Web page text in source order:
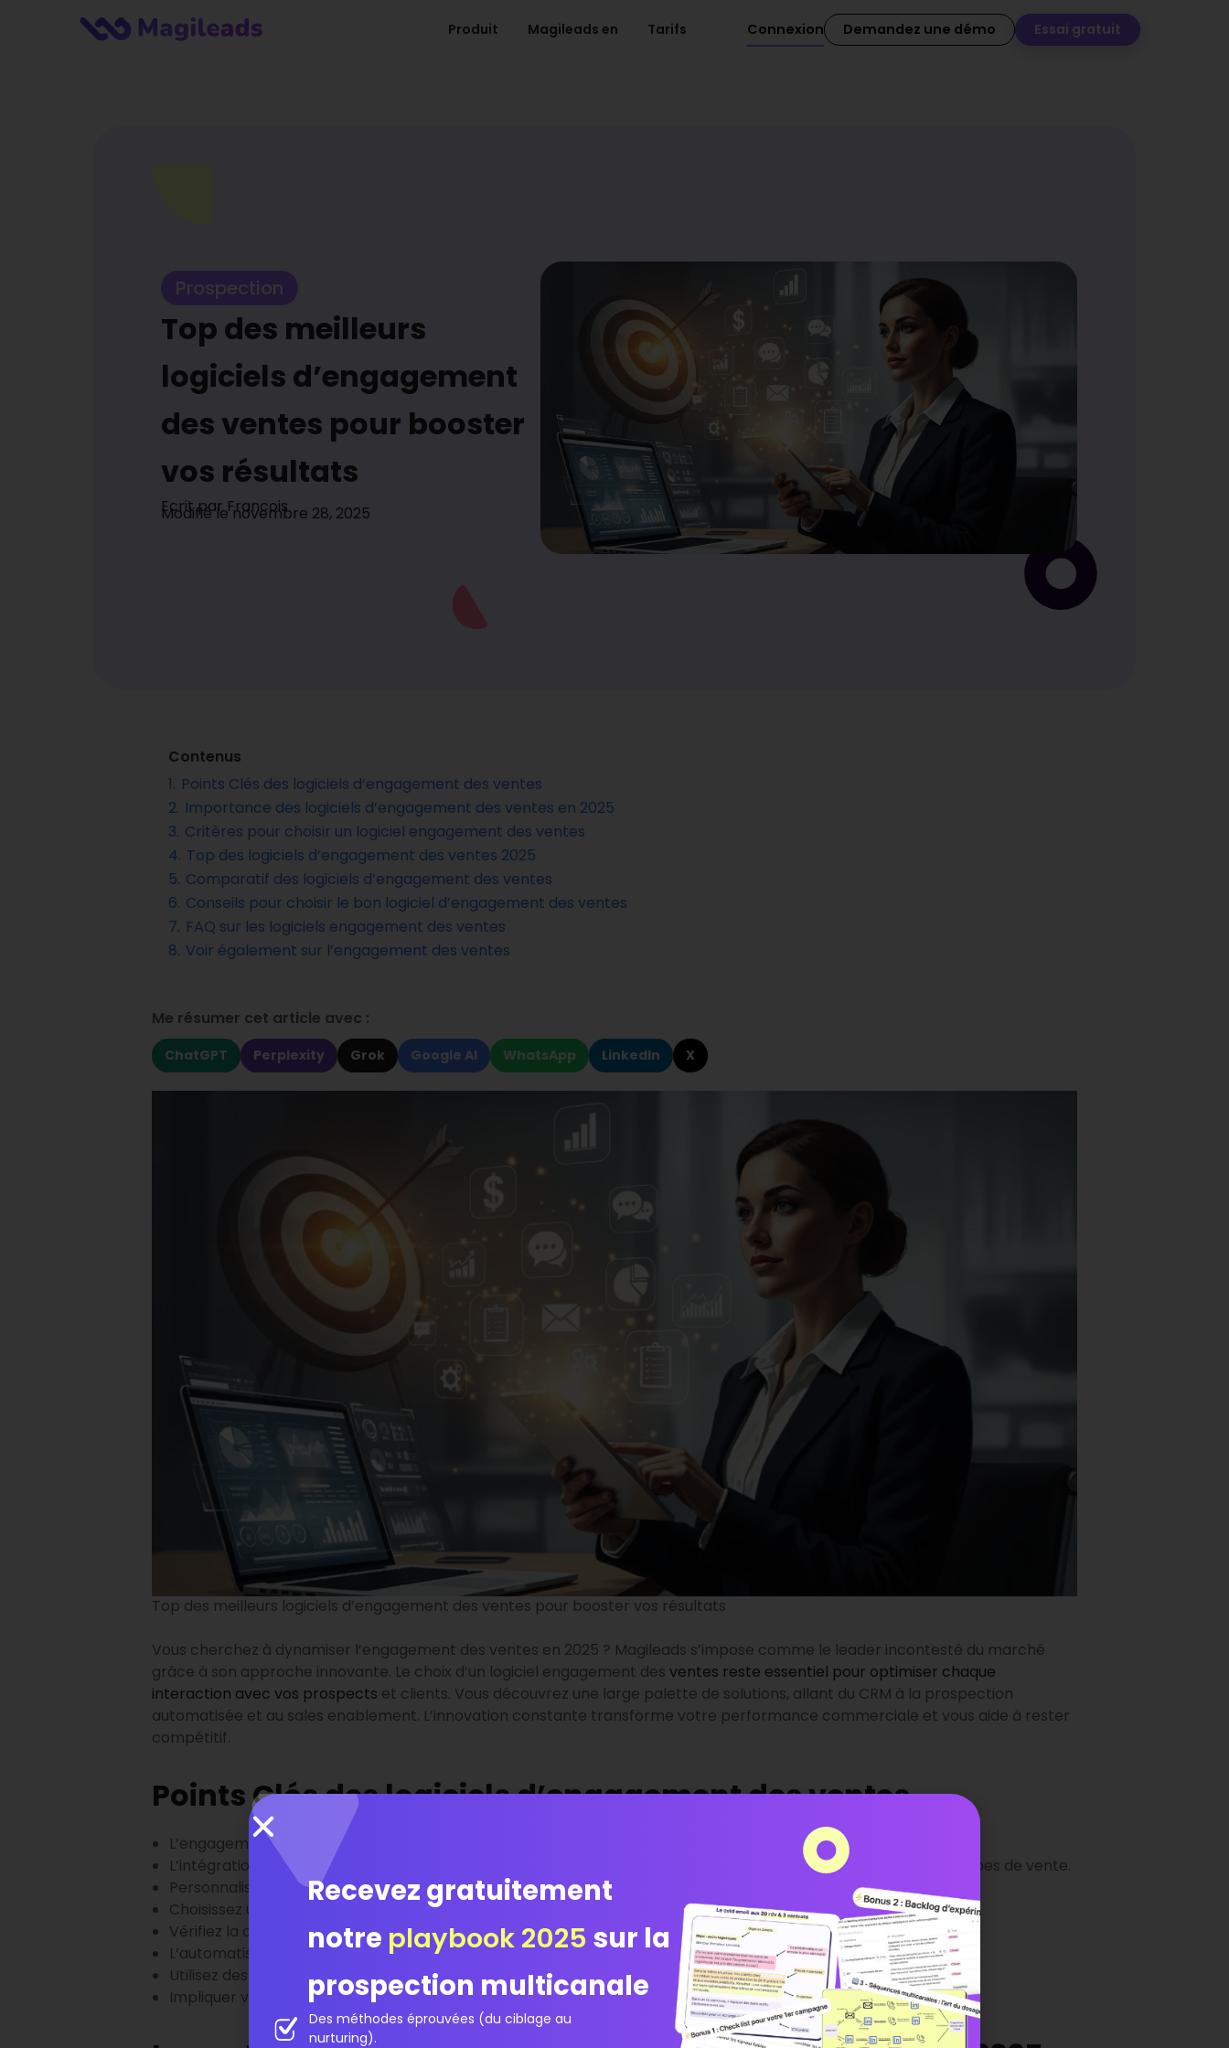
Produit Magileads en Tarifs Connexion Demandez une démo Essai gratuit
Prospection
Top des meilleurs
logiciels d’engagement
des ventes pour booster
vos résultats
Ecrit parFrancois
Modifié le novembre 28, 2025
Contenus
1. Points Clés des logiciels d’engagement des ventes
2. Importance des logiciels d’engagement des ventes en 2025
3. Critères pour choisir un logiciel engagement des ventes
4. Top des logiciels d’engagement des ventes 2025
5. Comparatif des logiciels d’engagement des ventes
6. Conseils pour choisir le bon logiciel d’engagement des ventes
7. FAQ sur les logiciels engagement des ventes
8. Voir également sur l’engagement des ventes
Me résumer cet article avec :
ChatGPT Perplexity Grok Google AI WhatsApp LinkedIn X
Top des meilleurs logiciels d’engagement des ventes pour booster vos résultats
Vous cherchez à dynamiser l’engagement des ventes en 2025 ? Magileads s’impose comme le leader incontesté du marché
grâce à son approche innovante. Le choix d’un logiciel engagement des ventes reste essentiel pour optimiser chaque
interaction avec vos prospects et clients. Vous découvrez une large palette de solutions, allant du CRM à la prospection
automatisée et au sales enablement. L’innovation constante transforme votre performance commerciale et vous aide à rester
compétitif.
Points Clés des logiciels d’engagement des ventes
L’engagement des ventes est crucial pour maximiser les résultats commerciaux en 2025.
L’intégration de l’intelligence artificielle dans les logiciels d’engagement des ventes améliore l’efficacité des équipes de vente.
Personnalisez vos offres pour répondre aux attentes spécifiques de chaque client.
Choisissez un logiciel avec une interface intuitive pour faciliter son adoption par vos équipes.
Vérifiez la compatibilité du logiciel avec vos outils existants pour éviter les doublons.
L’automatisation des tâches répétitives permet de gagner du temps et d’augmenter la productivité.
Utilisez des outils d’analytics pour suivre vos performances et ajuster votre stratégie en temps réel.
Impliquer vos équipes dans le choix du logiciel favorise l’adhésion et l’utilisation efficace de l’outil.
Recevez gratuitement
notre playbook 2025 sur la
prospection multicanale
Des méthodes éprouvées (du ciblage au
nurturing).